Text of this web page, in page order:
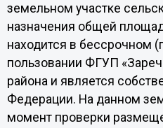
земельном участке
назначения общей
находится в бессрочном
пользовании ФГУП
района и является
Федерации. На данном
момент проверки